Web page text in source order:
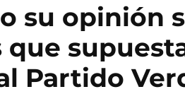
su opinión
Partido